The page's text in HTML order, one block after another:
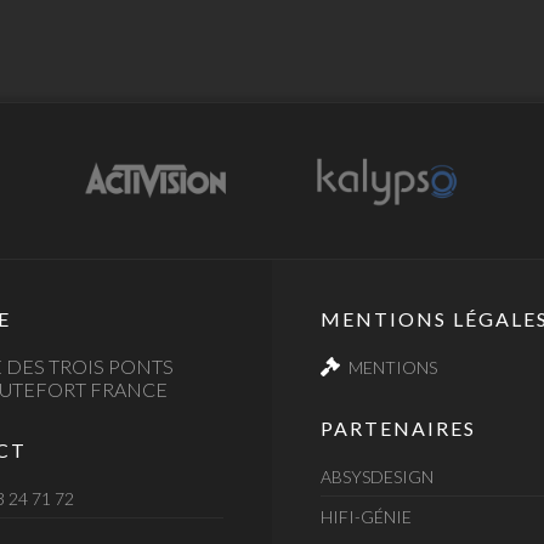
DES TROIS PONTS
FRANCE
24 71 72
MENTIONS
MENTIONS
PARTENAIRES
ABSYSDESIGN
HIFI-GÉNIE